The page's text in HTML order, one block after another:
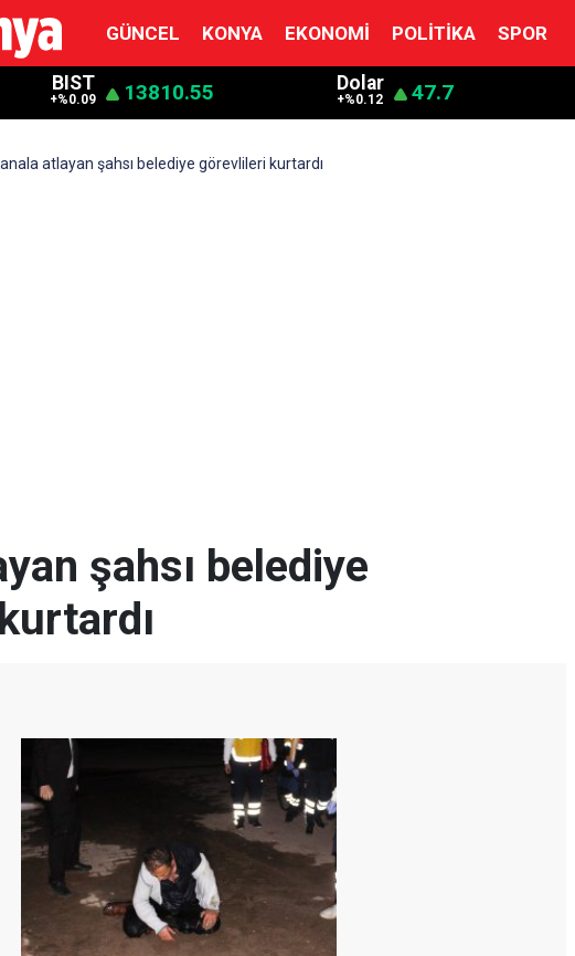
GÜNCEL KONYA EKONOMI POLITIKA SPOR
BIST
+%0.09 13810.55 Dolar
+%0.12 47.7
atlayan şahsı belediye görevlileri kurtardı
şahsı belediye